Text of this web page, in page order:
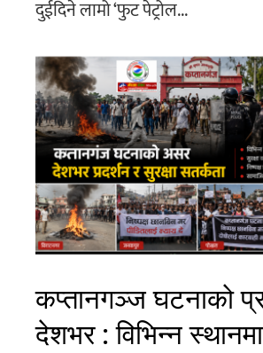
दुईदिने लामो ‘फुट पेट्रोल...
कप्तानगञ्ज घटनाको
देशभर : विभिन्न